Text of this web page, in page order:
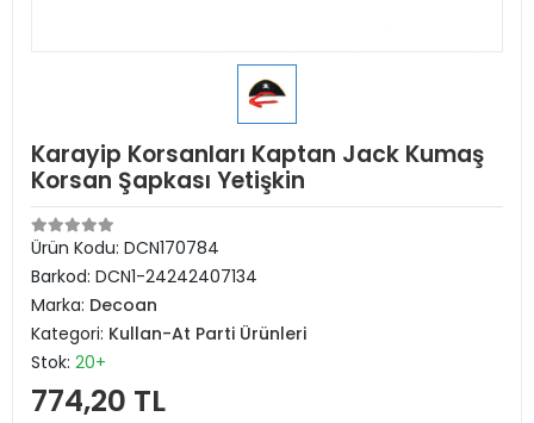
Karayip Korsanları Kaptan Jack Kumaş
Korsan Şapkası Yetişkin
Ürün Kodu: DCN170784
Barkod: DCN1-24242407134
Marka: Decoan
Kategori: Kullan-At Parti Ürünleri
Stok: 20+
774,20 TL